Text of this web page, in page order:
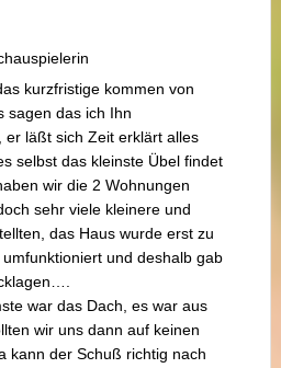
kurzfristige kommen von
sagen das ich Ihn
er läßt sich Zeit erklärt alles
selbst das kleinste Übel findet
wir die 2 Wohnungen
sehr viele kleinere und
das Haus wurde erst zu
und deshalb gab
war das Dach, es war aus
wir uns dann auf keinen
kann der Schuß richtig nach